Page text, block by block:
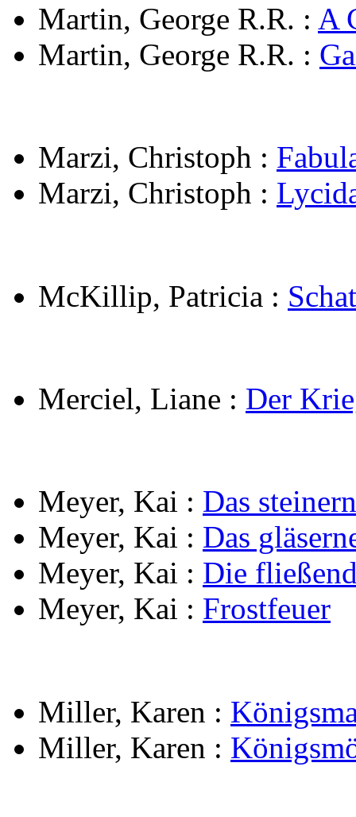
Martin, George R.R. : A
Martin, George R.R. :
Marzi, Christoph :
Marzi, Christoph :
McKillip, Patricia :
Merciel, Liane : Der
Meyer, Kai : Das
Meyer, Kai : Das
Meyer, Kai : Die
Meyer, Kai : Frostfeuer
Miller, Karen :
Miller, Karen :